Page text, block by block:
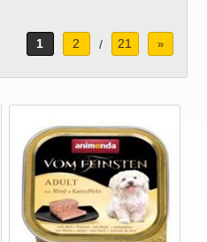
1 2 / 21 »